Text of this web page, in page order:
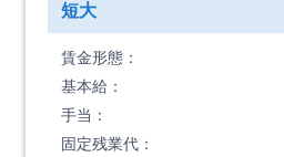
短大
賃金形態：
基本給：
手当：
固定残業代：